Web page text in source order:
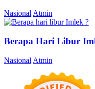
Nasional Atmin
Berapa Hari Libur
Nasional Atmin